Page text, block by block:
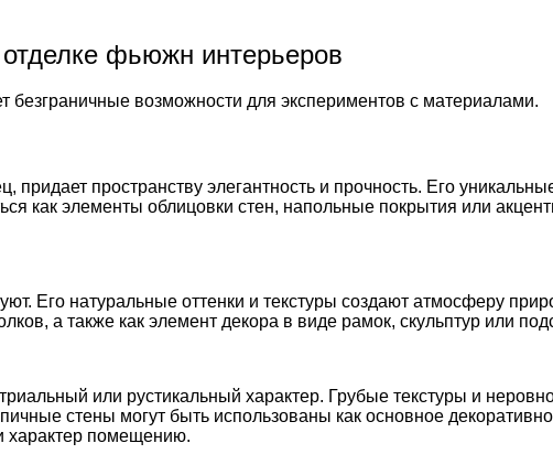
фьюжн интерьеров
возможности для экспериментов с материалами.
пространству элегантность и прочность. Его
как элементы облицовки стен, напольные покрытия или
Его натуральные оттенки и текстуры создают атмосферу
а также как элемент декора в виде рамок, скульптур или
или рустикальный характер. Грубые текстуры и
стены могут быть использованы как основное
характер помещению.